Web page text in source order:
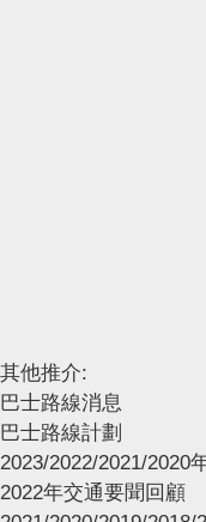
其他推介:
巴士路線消息
巴士路線計劃
2023/2022/2021/2020
2022年交通要聞回顧